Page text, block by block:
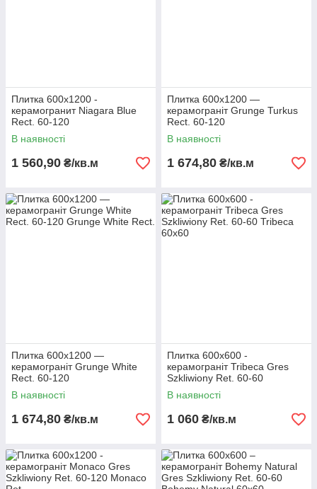
Плитка 600х1200 -
керамогранит Niagara Blue
Rect. 60-120
В наявності
1 560,90 ₴/кв.м
Плитка 600х1200 —
керамограніт Grunge Turkus
Rect. 60-120
В наявності
1 674,80 ₴/кв.м
Плитка 600х1200 —
керамограніт Grunge White
Rect. 60-120
В наявності
1 674,80 ₴/кв.м
Плитка 600х600 -
керамограніт Tribeca Gres
Szkliwiony Ret. 60-60
В наявності
1 060 ₴/кв.м